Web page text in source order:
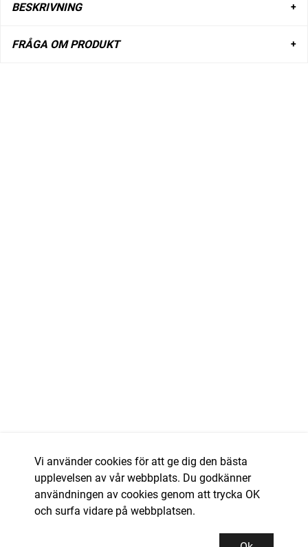
BESKRIVNING
FRÅGA OM PRODUKT
Vi använder cookies för att ge dig den bästa
upplevelsen av vår webbplats. Du godkänner
användningen av cookies genom att trycka OK
och surfa vidare på webbplatsen.